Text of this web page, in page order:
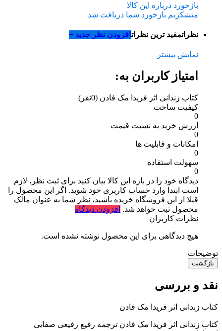
بازخورد درباره این کالا
متشکریم بازخورد شما دریافت شد
نظراتمفید ترین نظراتافزودن نظر جدید +
نمایش بیشتر
امتیاز کاربران به:
کتاب زندانی اثر فریدا مک فادن (0نفر)
کیفیت ساخت
0
ارزش خرید به نسبت قیمت
0
امکانات و قابلیت ها
0
سهولت استفاده
0
دیدگاه خود را در باره این کالا بیان کنید برای ثبت نظر، لازم
است ابتدا وارد حساب کاربری خود شوید. اگر این محصول را
قبلا از این فروشگاه خریده باشید، نظر شما به عنوان مالک
محصول ثبت خواهد شد. افزودن دیدگاه
نظرات کاربران
هیچ دیدگاهی برای این محصول نوشته نشده است.
توضیحات
بازگشت
نقد و بررسی
کتاب زندانی اثر فریدا مک فادن
کتاب زندانی اثر فریدا مک فادن ترجمه رفیع رفیعی صفایی